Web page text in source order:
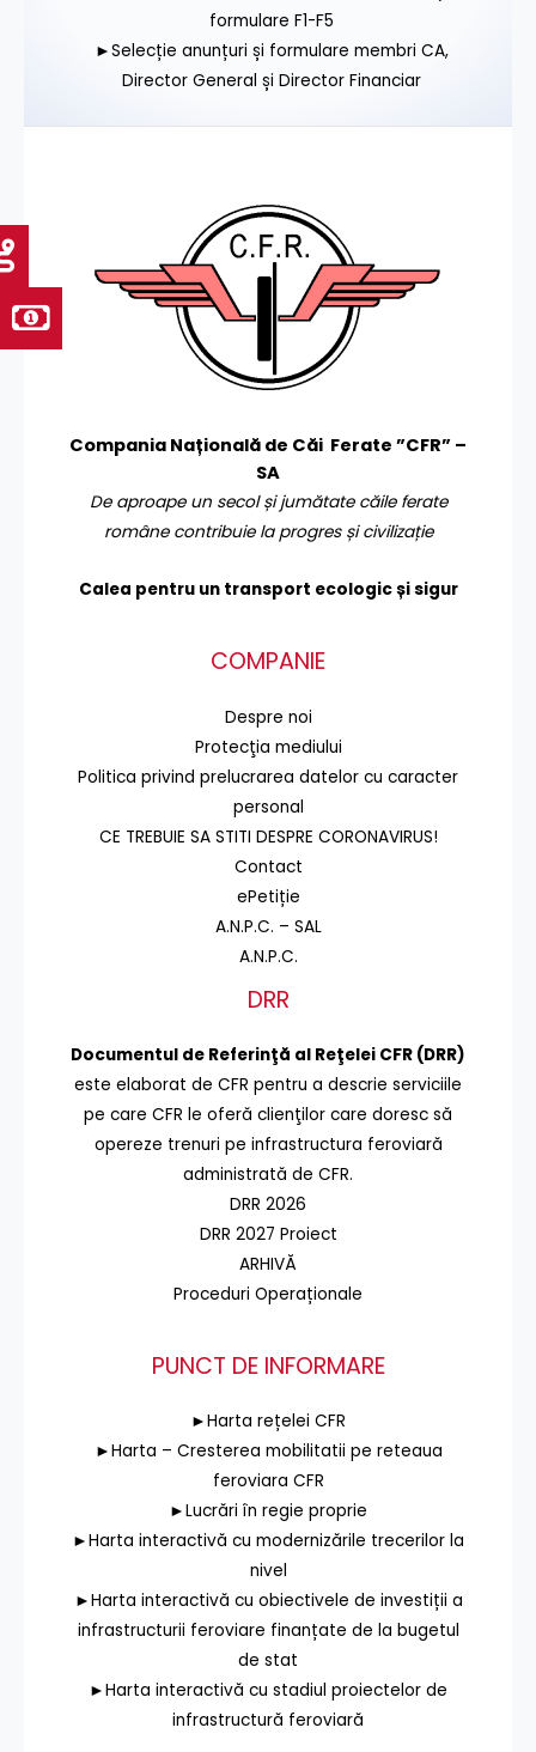
formulare F1-F5
►Selecție anunțuri și formulare membri CA,
Director General și Director Financiar
Compania Națională de Căi Ferate ”CFR” –
SA
De aproape un secol și jumătate căile ferate
române contribuie la progres și civilizație
Calea pentru un transport ecologic și sigur
COMPANIE
Despre noi
Protecţia mediului
Politica privind prelucrarea datelor cu caracter
personal
CE TREBUIE SA STITI DESPRE CORONAVIRUS!
Contact
ePetiție
A.N.P.C. – SAL
A.N.P.C.
DRR
Documentul de Referinţă al Reţelei CFR (DRR)
este elaborat de CFR pentru a descrie serviciile
pe care CFR le oferă clienţilor care doresc să
opereze trenuri pe infrastructura feroviară
administrată de CFR.
DRR 2026
DRR 2027 Proiect
ARHIVĂ
Proceduri Operaționale
PUNCT DE INFORMARE
►Harta rețelei CFR
►Harta – Cresterea mobilitatii pe reteaua
feroviara CFR
►Lucrări în regie proprie
►Harta interactivă cu modernizările trecerilor la
nivel
►Harta interactivă cu obiectivele de investiții a
infrastructurii feroviare finanțate de la bugetul
de stat
►Harta interactivă cu stadiul proiectelor de
infrastructură feroviară